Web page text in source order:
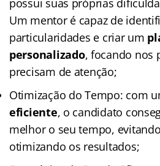
Um mentor é capaz de
particularidades e criar um
personalizado, focando nos
precisam de atenção;
Otimização do Tempo: com
eficiente, o candidato
melhor o seu tempo,
otimizando os resultados;